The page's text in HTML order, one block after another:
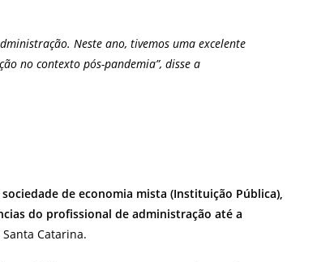
Neste ano, tivemos uma excelente
no contexto pós-pandemia”, disse a
de economia mista (Instituição Pública),
do profissional de administração até a
Catarina.